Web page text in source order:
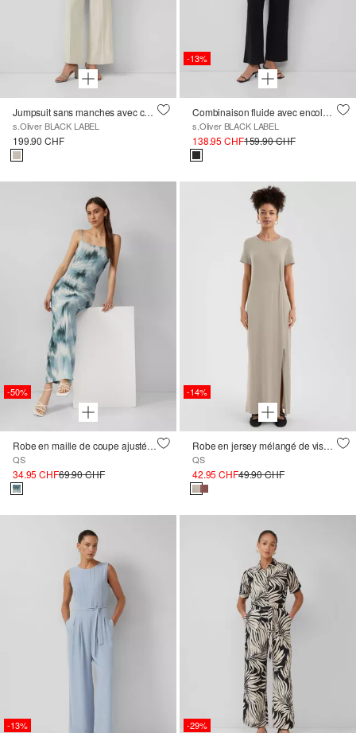
Jumpsuit sans manches avec ceinture à nouer
s.Oliver BLACK LABEL
199.90 CHF
-13%
Combinaison fluide avec encolure en cascade et ceinture à nouer
s.Oliver BLACK LABEL
138.95 CHF159.90 CHF
-50%
Robe en maille de coupe ajustée, à imprimé all-over
QS
34.95 CHF69.90 CHF
-14%
Robe en jersey mélangé de viscose
QS
42.95 CHF49.90 CHF
-13% -29%